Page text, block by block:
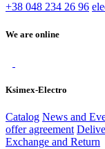
+38 048 234 26 96
We are online
Ksimex-Electro
Catalog News and
offer agreement
Exchange and Return